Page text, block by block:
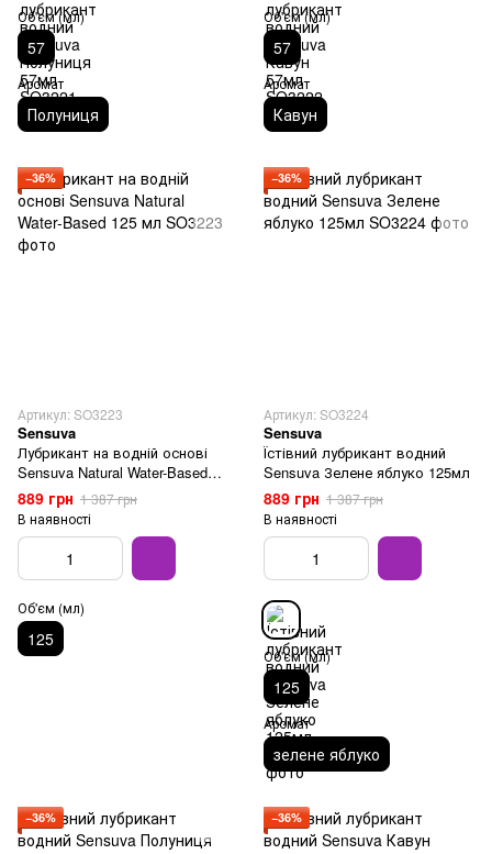
Об'єм (мл)
57
Аромат
Полуниця
Об'єм (мл)
57
Аромат
Кавун
−36%
Артикул: SO3223
Sensuva
Лубрикант на водній основі
Sensuva Natural Water-Based
125 мл
889 грн 1 387 грн
В наявності
Об'єм (мл)
125
−36%
Артикул: SO3224
Sensuva
Їстівний лубрикант водний
Sensuva Зелене яблуко 125мл
889 грн 1 387 грн
В наявності
Об'єм (мл)
125
Аромат
зелене яблуко
−36% −36%